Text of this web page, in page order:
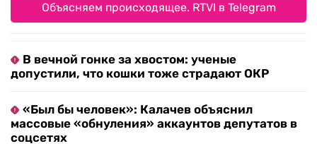
Объясняем происходящее. RTVI в Telegram
В вечной гонке за хвостом: ученые
допустили, что кошки тоже страдают ОКР
«Был бы человек»: Калачев объяснил
массовые «обнуления» аккаунтов депутатов в
соцсетях